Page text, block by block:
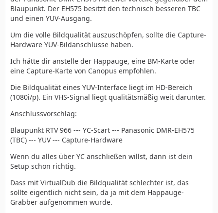
Blaupunkt. Der EH575 besitzt den technisch besseren TBC
und einen YUV-Ausgang.
Um die volle Bildqualität auszuschöpfen, sollte die Capture-
Hardware YUV-Bildanschlüsse haben.
Ich hätte dir anstelle der Happauge, eine BM-Karte oder
eine Capture-Karte von Canopus empfohlen.
Die Bildqualität eines YUV-Interface liegt im HD-Bereich
(1080i/p). Ein VHS-Signal liegt qualitätsmäßig weit darunter.
Anschlussvorschlag:
Blaupunkt RTV 966 --- YC-Scart --- Panasonic DMR-EH575
(TBC) --- YUV --- Capture-Hardware
Wenn du alles über YC anschließen willst, dann ist dein
Setup schon richtig.
Dass mit VirtualDub die Bildqualität schlechter ist, das
sollte eigentlich nicht sein, da ja mit dem Happauge-
Grabber aufgenommen wurde.